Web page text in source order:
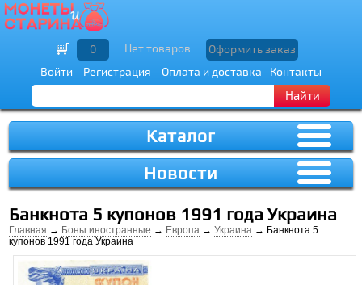
Войти Регистрация Оплата и доставка Контакты
Найти
0 Нет товаров Оформить заказ
Каталог
Новости
Банкнота 5 купонов 1991 года Украина
Главная → Боны иностранные → Европа →Украина → Банкнота 5
купонов 1991 года Украина